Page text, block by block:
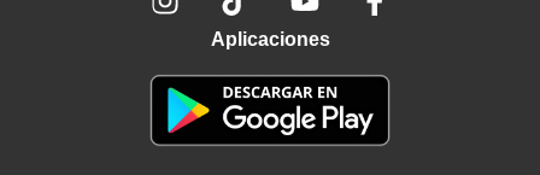
Aplicaciones